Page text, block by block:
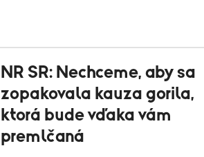
NR SR: Nechceme, aby sa
zopakovala kauza gorila,
ktorá bude vďaka vám
premlčaná